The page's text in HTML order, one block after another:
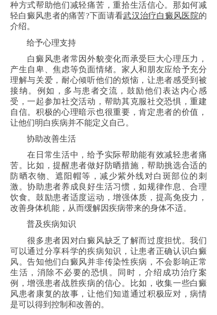
种方式帮助他们减轻痛苦，重拾生活信心。那如何减
轻白癜风患者的痛苦?下面请看武汉治疗白癜风医院的
介绍。
给予心理支持
白癜风患者常因外貌变化而承受巨大心理压力，
产生自卑、焦虑等负面情绪。家人和朋友应给予充分
理解与关爱，耐心倾听他们的烦恼，让患者感受到被
接纳。例如，多与患者交流，鼓励他们表达内心感
受，一起参加社交活动，帮助其克服社交恐惧，重建
自信。积极的心理暗示也很重要，肯定患者的价值，
让他们明白疾病并不能定义自己。
协助改善生活
在日常生活中，给予实际帮助能有效减轻患者痛
苦。比如，提醒患者做好防晒措施，帮助挑选合适的
防晒衣物、遮阳帽等，减少紫外线对白斑部位的刺
激。协助患者养成良好生活习惯，如规律作息、合理
饮食。鼓励患者适度运动，增强体质，提高免疫力，
改善身体机能，从而缓解因疾病带来的身体不适。
普及疾病知识
很多患者因对白癜风缺乏了解而过度担忧。我们
可以通过分享科学的疾病知识，让患者正确认识白癜
风。告知他们白癜风并非传染性疾病，不会影响正常
生活，消除不必要的恐惧。同时，介绍成功治疗案
例，增强患者战胜疾病的信心。比如，收集一些白癜
风患者康复的故事，让他们知道通过积极应对，病情
是可以得到控制和改善的。